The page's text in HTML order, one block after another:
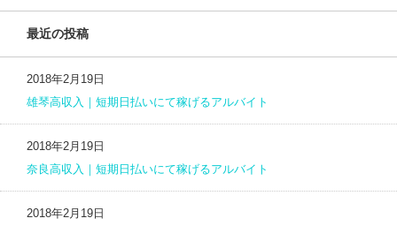
最近の投稿
2018年2月19日
雄琴高収入｜短期日払いにて稼げるアルバイト
2018年2月19日
奈良高収入｜短期日払いにて稼げるアルバイト
2018年2月19日